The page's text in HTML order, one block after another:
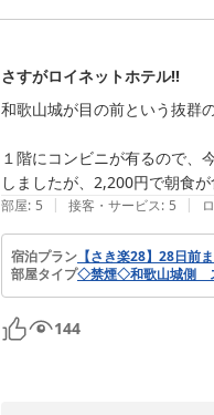
びいただけたとのこと、お
また、お部屋からご覧い
の景色が、ご家族での思い
ックまでご満足いただけた
くらい召し上がった」との
「来年もまた利用したい」
いります。
ダイワロイネットホテル和歌
さすがロイネットホテル‼︎
和歌山城が目の前という抜群
１階にコンビニが有るので、
しましたが、2,200円で朝食
部屋: 5 | 接客・サービス: 5 |
宿泊プラン 【さき楽28】28日
部屋タイプ◇禁煙◇和歌山城側
144